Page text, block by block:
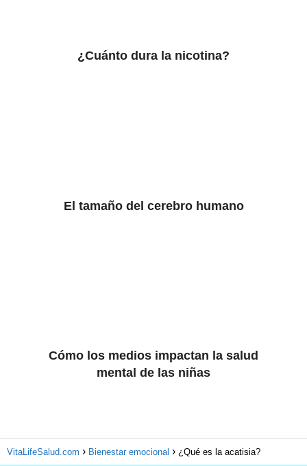
¿Cuánto dura la nicotina?
El tamaño del cerebro humano
Cómo los medios impactan la salud
mental de las niñas
VitaLifeSalud.com Bienestar emocional ¿Qué es la acatisia?